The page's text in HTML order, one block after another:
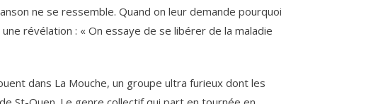
ne se ressemble. Quand on leur demande pourquoi
révélation : « On essaye de se libérer de la maladie
dans La Mouche, un groupe ultra furieux dont les